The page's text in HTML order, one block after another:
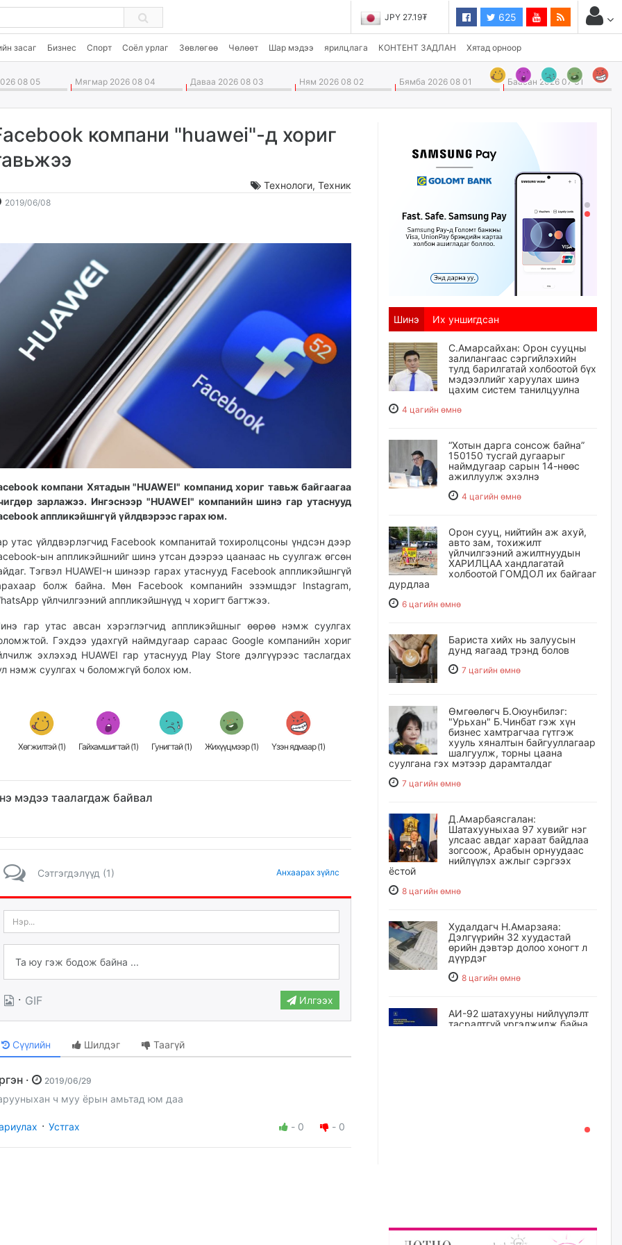
JPY 27.19₮ 625
засаг Бизнес Спорт Соёл урлаг Зөвлөгөө Чөлөөт Шар мэдээ ярилцлага КОНТЕНТ ЗАДЛАН Хятад орноор
08 05 Мягмар 2026 08 04 Даваа 2026 08 03 Ням 2026 08 02 Бямба 2026 08 01 Баасан 2026 07 31
компани "huawei"-д хориг
Технологи,Техник
2019/06/082019-
2026-
компани Хятадын "HUAWEI" компанид хориг тавьж байгаагаа
зарлажээ. Ингэснээр "HUAWEI" компанийн шинэ гар утаснууд
аппликэйшнгүй үйлдвэрээс гарах юм.
утас үйлдвэрлэгчид Facebook компанитай тохиролцсоны үндсэн дээр
ын аппликэйшнийг шинэ утсан дээрээ цаанаас нь суулгаж өгсөн
Тэгвэл HUAWEI-н шинээр гарах утаснууд Facebook аппликэйшнгүй
болж байна. Мөн Facebook компанийн эзэмшдэг Instagram,
үйлчилгээний аппликэйшнүүд ч хоригт багтжээ.
гар утас авсан хэрэглэгчид аппликэйшныг өөрөө нэмж суулгах
Гэхдээ удахгүй наймдугаар сараас Google компанийн хориг
эхлэхэд HUAWEI гар утаснууд Play Store дэлгүүрээс таслагдах
нэмж суулгах ч боломжгүй болох юм.
Хөгжилтэй (1) Гайхамшигтай (1) Гунигтай (1) Жихүүцмээр (1) Үзэн ядмаар (1)
мэдээ таалагдаж байвал
Сэтгэгдэлүүд (1) Анхаарах зүйлс
· GIF Илгээх
Сүүлийн Шилдэг Таагүй
иргэн · 2019/06/29
ч муу ёрын амьтад юм даа
· Устгах - 0 - 0
Шинэ Их уншигдсан
С.Амарсайхан: Орон сууцны
залилангаас сэргийлэхийн
тулд барилгатай холбоотой бүх
мэдээллийг харуулах шинэ
цахим систем танилцуулна
4 цагийн өмнө
“Хотын дарга сонсож байна”
150150 тусгай дугаарыг
наймдугаар сарын 14-нөөс
ажиллуулж эхэлнэ
4 цагийн өмнө
Орон сууц, нийтийн аж ахуй,
авто зам, тохижилт
үйлчилгээний ажилтнуудын
ХАРИЛЦАА хандлагатай
холбоотой ГОМДОЛ их байгааг
дурдлаа
6 цагийн өмнө
Бариста хийх нь залуусын
дунд яагаад трэнд болов
7 цагийн өмнө
Өмгөөлөгч Б.Оюунбилэг:
"Урьхан" Б.Чинбат гэж хүн
бизнес хамтрагчаа гүтгэж
хууль хяналтын байгууллагаар
шалгуулж, торны цаана
суулгана гэх мэтээр дарамталдаг
7 цагийн өмнө
Д.Амарбаясгалан:
Шатахууныхаа 97 хувийг нэг
улсаас авдаг хараат байдлаа
зогсоож, Арабын орнуудаас
нийлүүлэх ажлыг сэргээх
ёстой
8 цагийн өмнө
Худалдагч Н.Амарзаяа:
Дэлгүүрийн 32 хуудастай
өрийн дэвтэр долоо хоногт л
дүүрдэг
8 цагийн өмнө
АИ-92 шатахууны нийлүүлэлт
тасралтгүй үргэлжилж байна